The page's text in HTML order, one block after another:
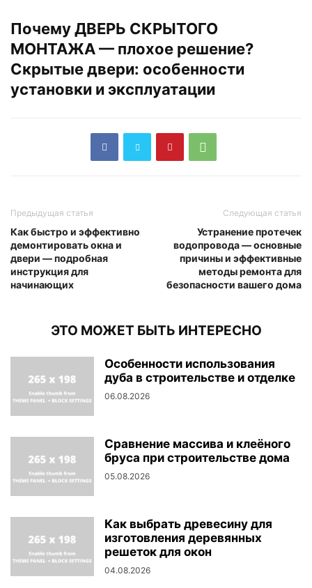
Почему ДВЕРЬ СКРЫТОГО
МОНТАЖА — плохое решение?
Скрытые двери: особенности
установки и эксплуатации
Предыдущая статья
Как быстро и эффективно
демонтировать окна и
двери — подробная
инструкция для
начинающих
Следующая статья
Устранение протечек
водопровода — основные
причины и эффективные
методы ремонта для
безопасности вашего дома
ЭТО МОЖЕТ БЫТЬ ИНТЕРЕСНО
Особенности использования
дуба в строительстве и отделке
06.08.2026
Сравнение массива и клеёного
бруса при строительстве дома
05.08.2026
Как выбрать древесину для
изготовления деревянных
решеток для окон
04.08.2026